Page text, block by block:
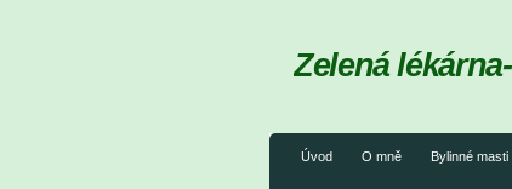
Úvod O mně Bylinné masti
Zelená